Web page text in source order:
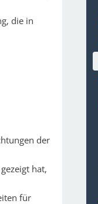
die in
der
hat,
für